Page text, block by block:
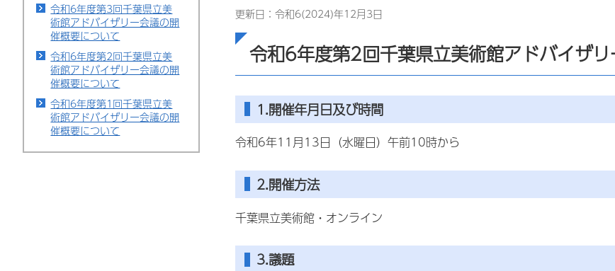
令和6年度第3回千葉県立美
術館アドバイザリー会議の開
催概要について
令和6年度第2回千葉県立美
術館アドバイザリー会議の開
催概要について
令和6年度第1回千葉県立美
術館アドバイザリー会議の開
催概要について
更新日：令和6(2024)年12月3日
令和6年度第2回千葉県立美術館アドバイザ
1.開催年月日及び時間
令和6年11月13日（水曜日）午前10時から
2.開催方法
千葉県立美術館・オンライン
3.議題